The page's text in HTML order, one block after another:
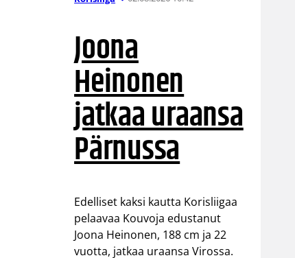
Joona
Heinonen
jatkaa uraansa
Pärnussa
Edelliset kaksi kautta Korisliigaa
pelaavaa Kouvoja edustanut
Joona Heinonen, 188 cm ja 22
vuotta, jatkaa uraansa Virossa.